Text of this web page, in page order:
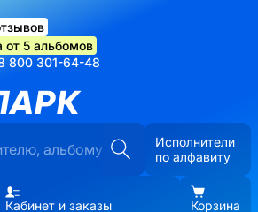
от 5 альбомов
800 301-64-48
Исполнители
по алфавиту
Кабинет и заказы Корзина